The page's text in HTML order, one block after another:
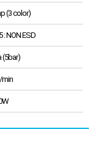
(3 color)
: NON ESD
(5bar)
min